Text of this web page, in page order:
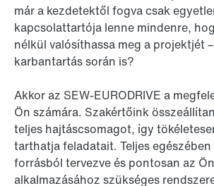
már a kezdetektől fogva csak
kapcsolattartója lenne mindenre,
nélkül valósíthassa meg a projektjét
karbantartás során is?
Akkor az SEW-EURODRIVE a
Ön számára. Szakértőink
teljes hajtáscsomagot, így
tarthatja feladatait. Teljes
forrásból tervezve és pontosan az Ön
alkalmazásához szükséges